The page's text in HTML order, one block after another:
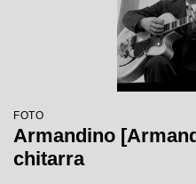
FOTO
Armandino
chitarra